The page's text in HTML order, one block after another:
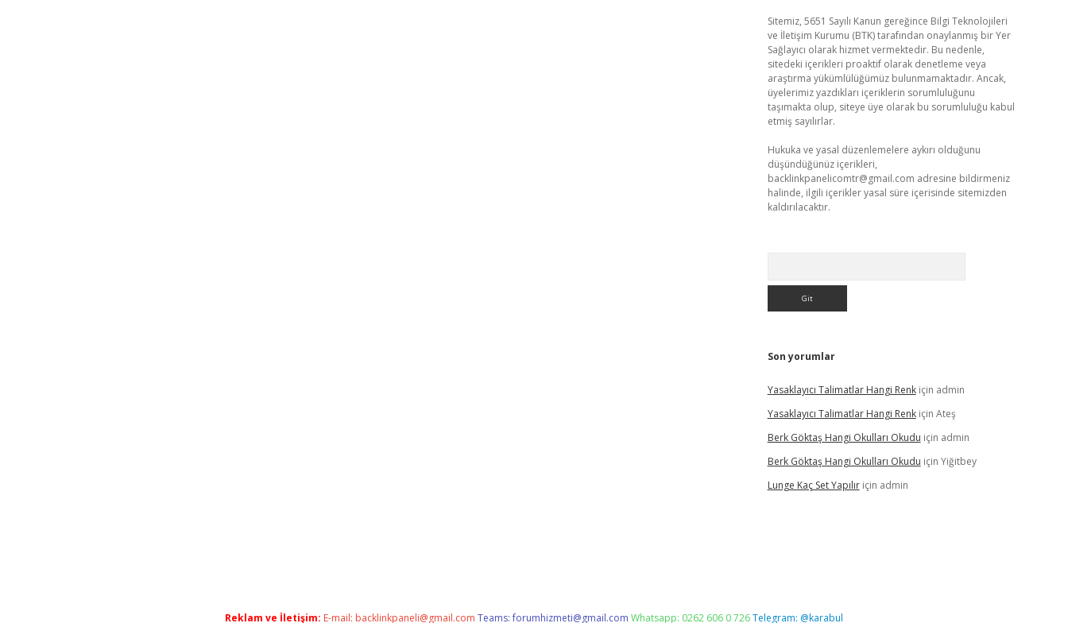
Sitemiz, 5651 Sayılı Kanun gereğince Bilgi Teknolojileri
ve İletişim Kurumu (BTK) tarafından onaylanmış bir Yer
Sağlayıcı olarak hizmet vermektedir. Bu nedenle,
sitedeki içerikleri proaktif olarak denetleme veya
araştırma yükümlülüğümüz bulunmamaktadır. Ancak,
üyelerimiz yazdıkları içeriklerin sorumluluğunu
taşımakta olup, siteye üye olarak bu sorumluluğu kabul
etmiş sayılırlar.
Hukuka ve yasal düzenlemelere aykırı olduğunu
düşündüğünüz içerikleri,
backlinkpanelicomtr@gmail.com adresine bildirmeniz
halinde, ilgili içerikler yasal süre içerisinde sitemizden
kaldırılacaktır.
Son yorumlar
Yasaklayıcı Talimatlar Hangi Renkiçin admin
Yasaklayıcı Talimatlar Hangi Renkiçin Ateş
Berk Göktaş Hangi Okulları Okudu için admin
Berk Göktaş Hangi Okulları Okudu için Yiğitbey
Lunge Kaç Set Yapılıriçin admin
Reklam ve İletişim: E-mail: backlinkpaneli@gmail.com Teams:forumhizmeti@gmail.com Whatsapp: 0262 606 0 726Telegram: @karabul